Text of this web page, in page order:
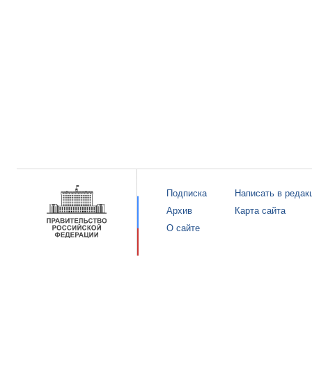
Подписка
Архив
О сайте
Написать в
Карта сайта